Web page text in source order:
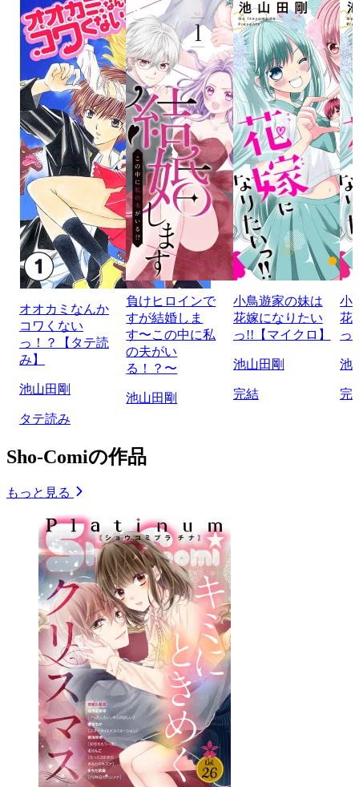
オオカミなんか
コワくない
っ！？【タテ読
み】
池山田剛
タテ読み
負けヒロインで
すが結婚しま
す〜この中に私
の夫がい
る！？〜
池山田剛
小鳥遊家の妹は
花嫁になりたい
っ!!【マイクロ】
池山田剛
完結
小
花
っ
池
完
Sho-Comiの作品
もっと見る